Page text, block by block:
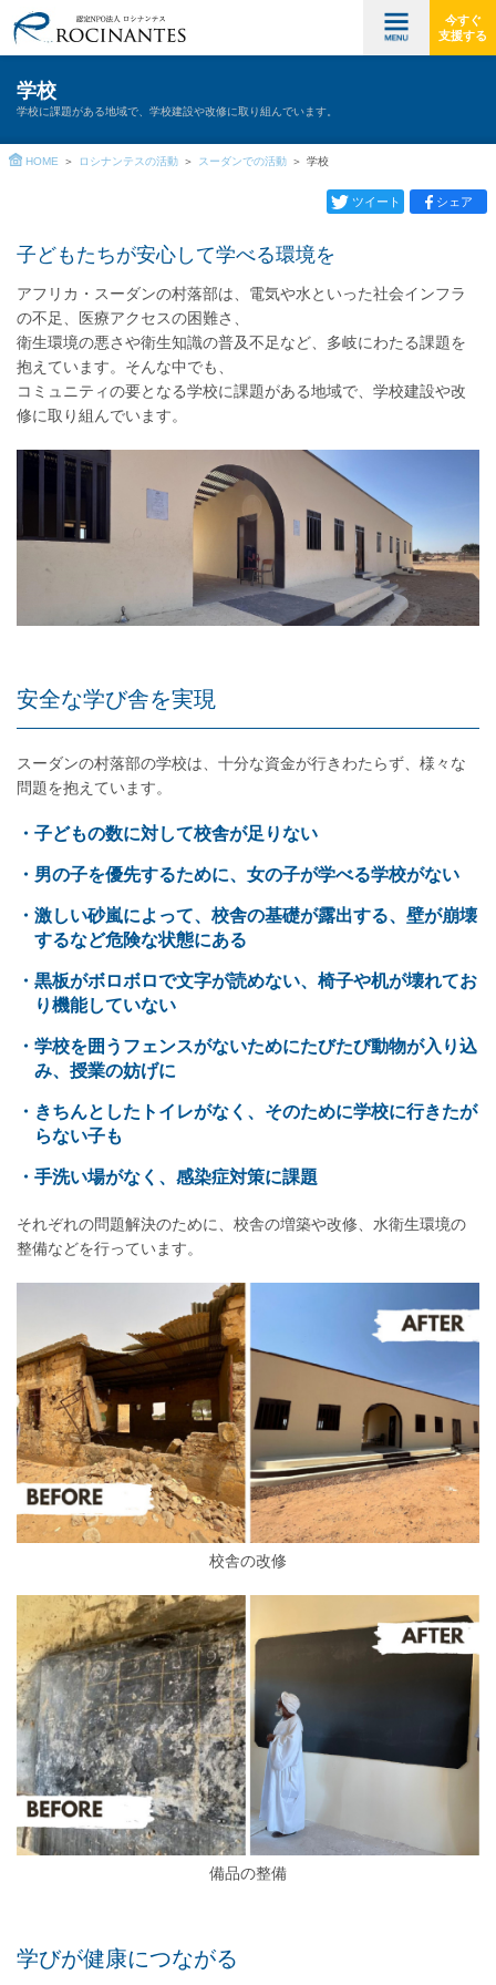
今すぐ
支援する
学校
学校に課題がある地域で、学校建設や改修に取り組んでいます。
HOME ロシナンテスの活動 スーダンでの活動 学校
ツイート シェア
子どもたちが安心して学べる環境を
アフリカ・スーダンの村落部は、電気や水といった社会インフラ
の不足、医療アクセスの困難さ、
衛生環境の悪さや衛生知識の普及不足など、多岐にわたる課題を
抱えています。そんな中でも、
コミュニティの要となる学校に課題がある地域で、学校建設や改
修に取り組んでいます。
安全な学び舎を実現
スーダンの村落部の学校は、十分な資金が行きわたらず、様々な
問題を抱えています。
・子どもの数に対して校舎が足りない
・男の子を優先するために、女の子が学べる学校がない
・激しい砂嵐によって、校舎の基礎が露出する、壁が崩壊
するなど危険な状態にある
・黒板がボロボロで文字が読めない、椅子や机が壊れてお
り機能していない
・学校を囲うフェンスがないためにたびたび動物が入り込
み、授業の妨げに
・きちんとしたトイレがなく、そのために学校に行きたが
らない子も
・手洗い場がなく、感染症対策に課題
それぞれの問題解決のために、校舎の増築や改修、水衛生環境の
整備などを行っています。
校舎の改修
備品の整備
学びが健康につながる